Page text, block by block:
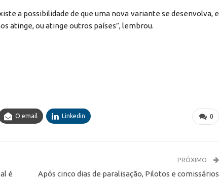
a possibilidade de que uma nova variante se desenvolva, e
atinge, ou atinge outros países”, lembrou.
0
O email Linkedin
é
PRÓXIMO
Após cinco dias de paralisação, Pilotos e comissários